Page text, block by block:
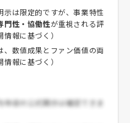
は限定的ですが、事業特性
門性・協働性が重視される評
報に基づく）
数値成果とファン価値の両
報に基づく）
年収の公式開示は確認できま